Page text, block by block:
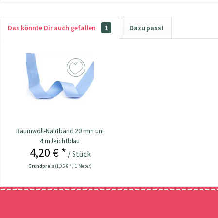
Das könnte Dir auch gefallen 1 Dazu passt
Baumwoll-Nahtband 20 mm uni
4 m leichtblau
4,20 € * / Stück
Grundpreis (1,05 € * / 1 Meter)